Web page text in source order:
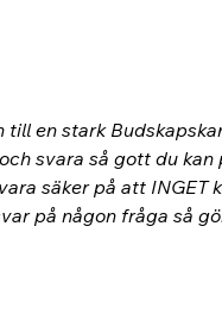
en stark
svara så gott du kan
säker på att INGET
på någon fråga så